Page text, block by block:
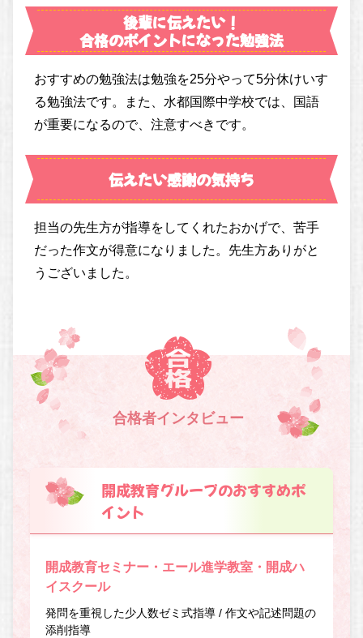
後輩に伝えたい！
合格のポイントになった勉強法
おすすめの勉強法は勉強を25分やって5分休けいす
る勉強法です。また、水都国際中学校では、国語
が重要になるので、注意すべきです。
伝えたい感謝の気持ち
担当の先生方が指導をしてくれたおかげで、苦手
だった作文が得意になりました。先生方ありがと
うございました。
合格者インタビュー
開成教育グループのおすすめポ
イント
開成教育セミナー・エール進学教室・開成ハ
イスクール
発問を重視した少人数ゼミ式指導 / 作文や記述問題の
添削指導